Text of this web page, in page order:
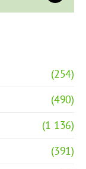
(254)
(490)
(1 136)
(391)